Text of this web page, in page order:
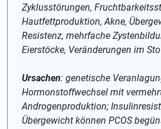
Zyklusstörungen,
Hautfettproduktion, Akne,
Resistenz, mehrfache
Eierstöcke, Veränderungen im
Ursachen: genetische
Hormonstoffwechsel mit
Androgenproduktion;
Übergewicht können PCOS